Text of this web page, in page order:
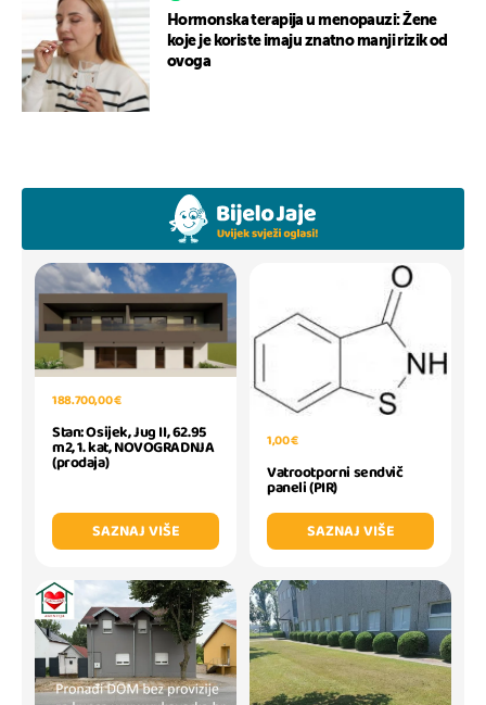
Hormonska terapija u menopauzi: Žene
koje je koriste imaju znatno manji rizik od
ovoga
188.700,00 €
Stan: Osijek, Jug II, 62.95
m2, 1. kat, NOVOGRADNJA
(prodaja)
SAZNAJ VIŠE
1,00 €
Vatrootporni sendvič
paneli (PIR)
SAZNAJ VIŠE